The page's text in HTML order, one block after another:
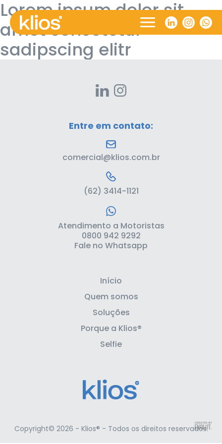
Lorem ipsum dolor sit
amet consetetur
sadipscing elitr
Entre em contato:
comercial@klios.com.br
(62) 3414-1121
Atendimento a Motoristas
0800 942 9292
Fale no Whatsapp
Início
Quem somos
Soluções
Porque a Klios®
Selfie
Copyright© 2026 - Klios® - Todos os direitos reservados.